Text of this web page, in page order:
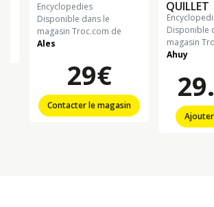
encyclopedies
Disponible dans le
magasin Troc.com de
Ales
29€
Contacter le magasin
QUILLET
Disponible
magasin
Ahuy